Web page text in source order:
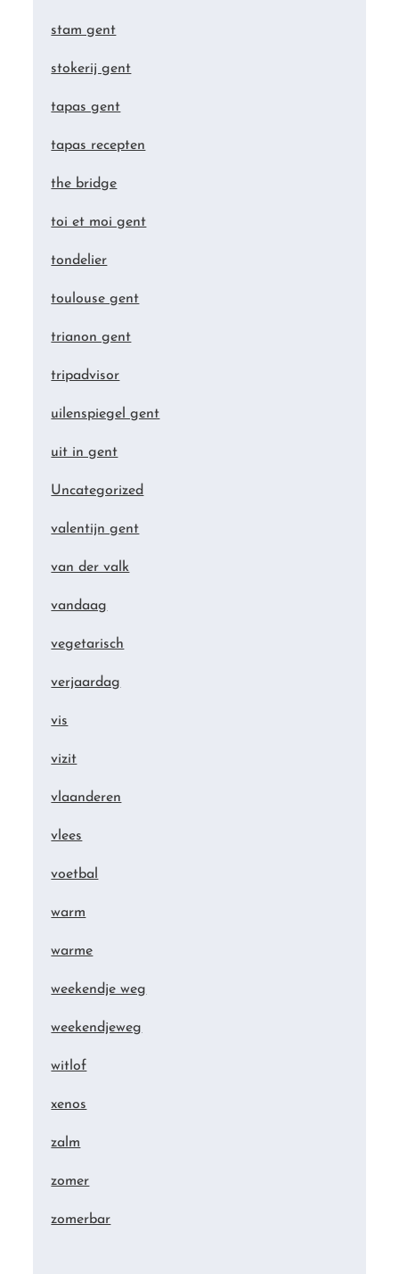
stam gent
stokerij gent
tapas gent
tapas recepten
the bridge
toi et moi gent
tondelier
toulouse gent
trianon gent
tripadvisor
uilenspiegel gent
uit in gent
Uncategorized
valentijn gent
van der valk
vandaag
vegetarisch
verjaardag
vis
vizit
vlaanderen
vlees
voetbal
warm
warme
weekendje weg
weekendjeweg
witlof
xenos
zalm
zomer
zomerbar